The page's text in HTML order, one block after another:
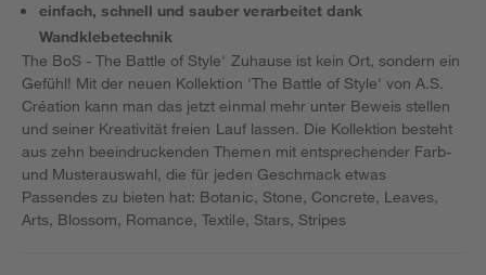
einfach, schnell und sauber verarbeitet dank
Wandklebetechnik
The BoS - The Battle of Style' Zuhause ist kein Ort, sondern ein
Gefühl! Mit der neuen Kollektion 'The Battle of Style' von A.S.
Création kann man das jetzt einmal mehr unter Beweis stellen
und seiner Kreativität freien Lauf lassen. Die Kollektion besteht
aus zehn beeindruckenden Themen mit entsprechender Farb-
und Musterauswahl, die für jeden Geschmack etwas
Passendes zu bieten hat: Botanic, Stone, Concrete, Leaves,
Arts, Blossom, Romance, Textile, Stars, Stripes